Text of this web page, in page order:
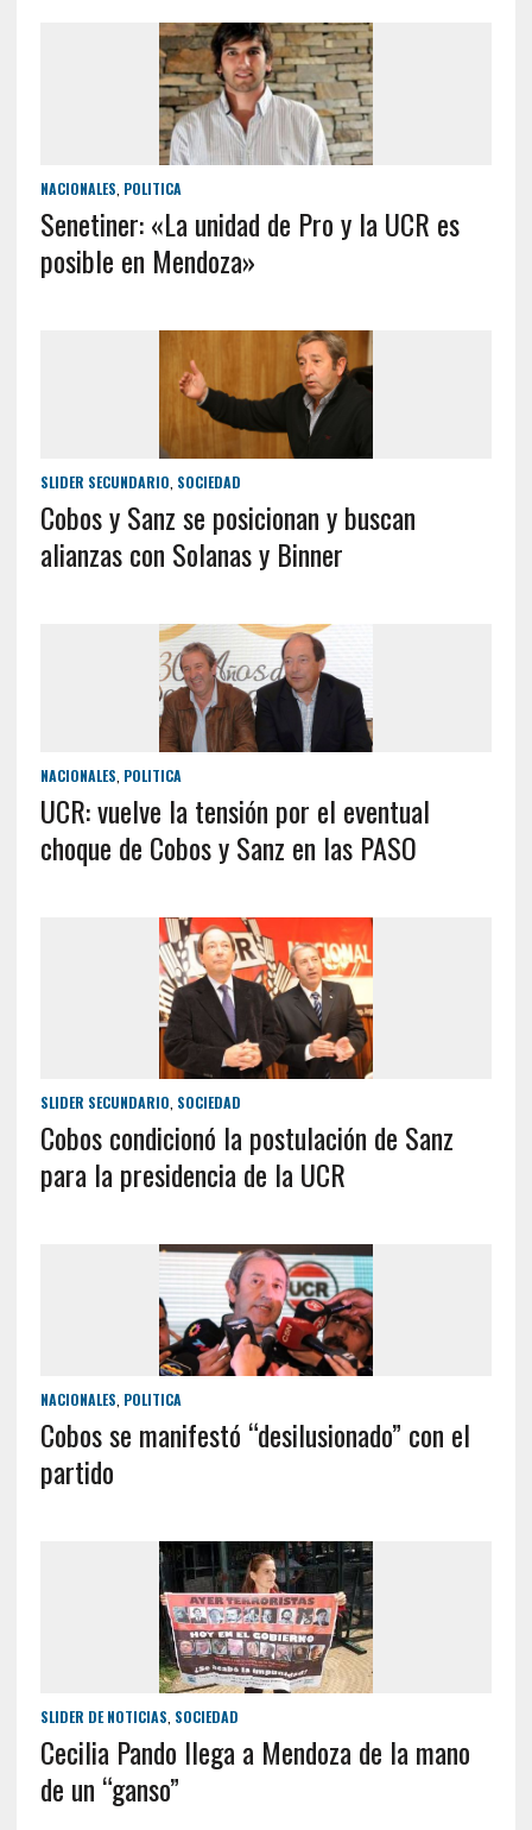
NACIONALES POLITICA
Senetiner: «La unidad de Pro y la UCR es
posible en Mendoza»
SLIDER SECUNDARIO SOCIEDAD
Cobos y Sanz se posicionan y buscan
alianzas con Solanas y Binner
NACIONALES POLITICA
UCR: vuelve la tensión por el eventual
choque de Cobos y Sanz en las PASO
SLIDER SECUNDARIO SOCIEDAD
Cobos condicionó la postulación de Sanz
para la presidencia de la UCR
NACIONALES POLITICA
Cobos se manifestó “desilusionado” con el
partido
SLIDER DE NOTICIAS SOCIEDAD
Cecilia Pando llega a Mendoza de la mano
de un “ganso”